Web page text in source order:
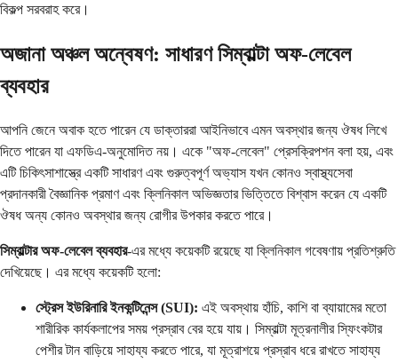
বিকল্প সরবরাহ করে।
অজানা অঞ্চল অন্বেষণ: সাধারণ সিম্বাল্টা অফ-লেবেল
ব্যবহার
আপনি জেনে অবাক হতে পারেন যে ডাক্তাররা আইনিভাবে এমন অবস্থার জন্য ঔষধ লিখে
দিতে পারেন যা এফডিএ-অনুমোদিত নয়। একে "অফ-লেবেল" প্রেসক্রিপশন বলা হয়, এবং
এটি চিকিৎসাশাস্ত্রে একটি সাধারণ এবং গুরুত্বপূর্ণ অভ্যাস যখন কোনও স্বাস্থ্যসেবা
প্রদানকারী বৈজ্ঞানিক প্রমাণ এবং ক্লিনিকাল অভিজ্ঞতার ভিত্তিতে বিশ্বাস করেন যে একটি
ঔষধ অন্য কোনও অবস্থার জন্য রোগীর উপকার করতে পারে।
সিম্বাল্টার অফ-লেবেল ব্যবহার-এর মধ্যে কয়েকটি রয়েছে যা ক্লিনিকাল গবেষণায় প্রতিশ্রুতি
দেখিয়েছে। এর মধ্যে কয়েকটি হলো:
স্ট্রেস ইউরিনারি ইনকন্টিনেন্স (SUI): এই অবস্থায় হাঁচি, কাশি বা ব্যায়ামের মতো
শারীরিক কার্যকলাপের সময় প্রস্রাব বের হয়ে যায়। সিম্বাল্টা মূত্রনালীর স্ফিংকটার
পেশীর টান বাড়িয়ে সাহায্য করতে পারে, যা মূত্রাশয়ে প্রস্রাব ধরে রাখতে সাহায্য